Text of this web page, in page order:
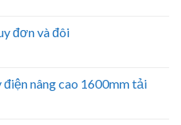
đơn và đôi
điện nâng cao 1600mm tải